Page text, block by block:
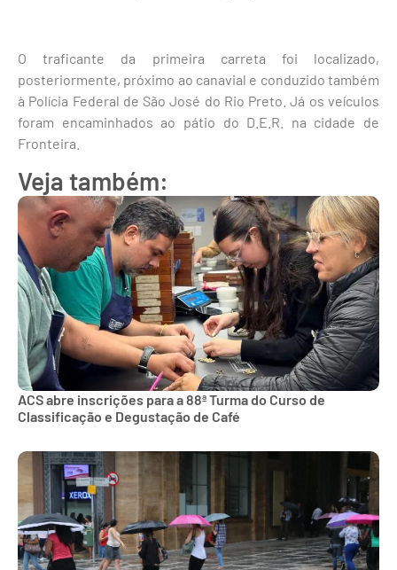
O traficante da primeira carreta foi localizado,
posteriormente, próximo ao canavial e conduzido também
à Polícia Federal de São José do Rio Preto. Já os veículos
foram encaminhados ao pátio do D.E.R. na cidade de
Fronteira.
Veja também:
ACS abre inscrições para a 88ª Turma do Curso de
Classificação e Degustação de Café